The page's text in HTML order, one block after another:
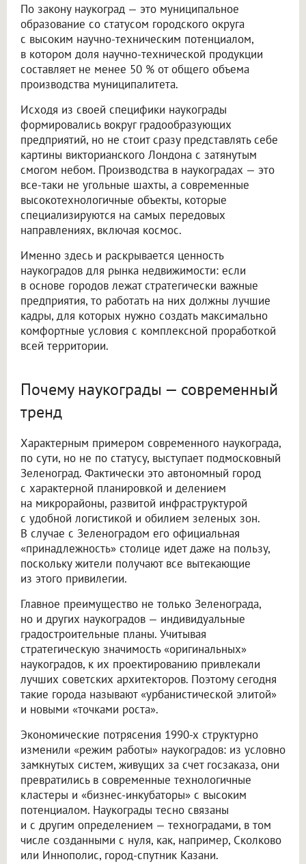
По закону наукоград — это муниципальное
образование со статусом городского округа
с высоким научно-техническим потенциалом,
в котором доля научно-технической продукции
составляет не менее 50 % от общего объема
производства муниципалитета.
Исходя из своей специфики наукограды
формировались вокруг градообразующих
предприятий, но не стоит сразу представлять себе
картины викторианского Лондона с затянутым
смогом небом. Производства в наукоградах — это
все-таки не угольные шахты, а современные
высокотехнологичные объекты, которые
специализируются на самых передовых
направлениях, включая космос.
Именно здесь и раскрывается ценность
наукоградов для рынка недвижимости: если
в основе городов лежат стратегически важные
предприятия, то работать на них должны лучшие
кадры, для которых нужно создать максимально
комфортные условия с комплексной проработкой
всей территории.
Почему наукограды — современный
тренд
Характерным примером современного наукограда,
по сути, но не по статусу, выступает подмосковный
Зеленоград. Фактически это автономный город
с характерной планировкой и делением
на микрорайоны, развитой инфраструктурой
с удобной логистикой и обилием зеленых зон.
В случае с Зеленоградом его официальная
«принадлежность» столице идет даже на пользу,
поскольку жители получают все вытекающие
из этого привилегии.
Главное преимущество не только Зеленограда,
но и других наукоградов — индивидуальные
градостроительные планы. Учитывая
стратегическую значимость «оригинальных»
наукоградов, к их проектированию привлекали
лучших советских архитекторов. Поэтому сегодня
такие города называют «урбанистической элитой»
и новыми «точками роста».
Экономические потрясения 1990-х структурно
изменили «режим работы» наукоградов: из условно
замкнутых систем, живущих за счет госзаказа, они
превратились в современные технологичные
кластеры и «бизнес-инкубаторы» с высоким
потенциалом. Наукограды тесно связаны
и с другим определением — техноградами, в том
числе созданными с нуля, как, например, Сколково
или Иннополис, город-спутник Казани.